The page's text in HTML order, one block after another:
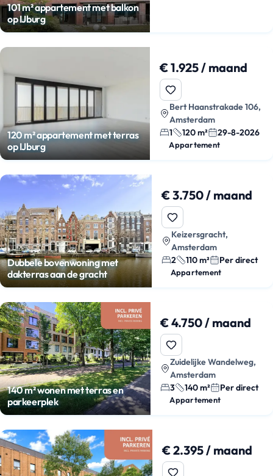
101 m² appartement met balkon
op IJburg
120 m² appartement met terras
op IJburg
€ 1.925 / maand
Bert Haanstrakade 106,
Amsterdam
1
120 m² 29-8-2026
Appartement
Dubbele bovenwoning met
dakterras aan de gracht
€ 3.750 / maand
Keizersgracht,
Amsterdam
2
110 m² Per direct
Appartement
140 m² wonen met terras en
parkeerplek
€ 4.750 / maand
Zuidelijke Wandelweg,
Amsterdam
3
140 m² Per direct
Appartement
€ 2.395 / maand